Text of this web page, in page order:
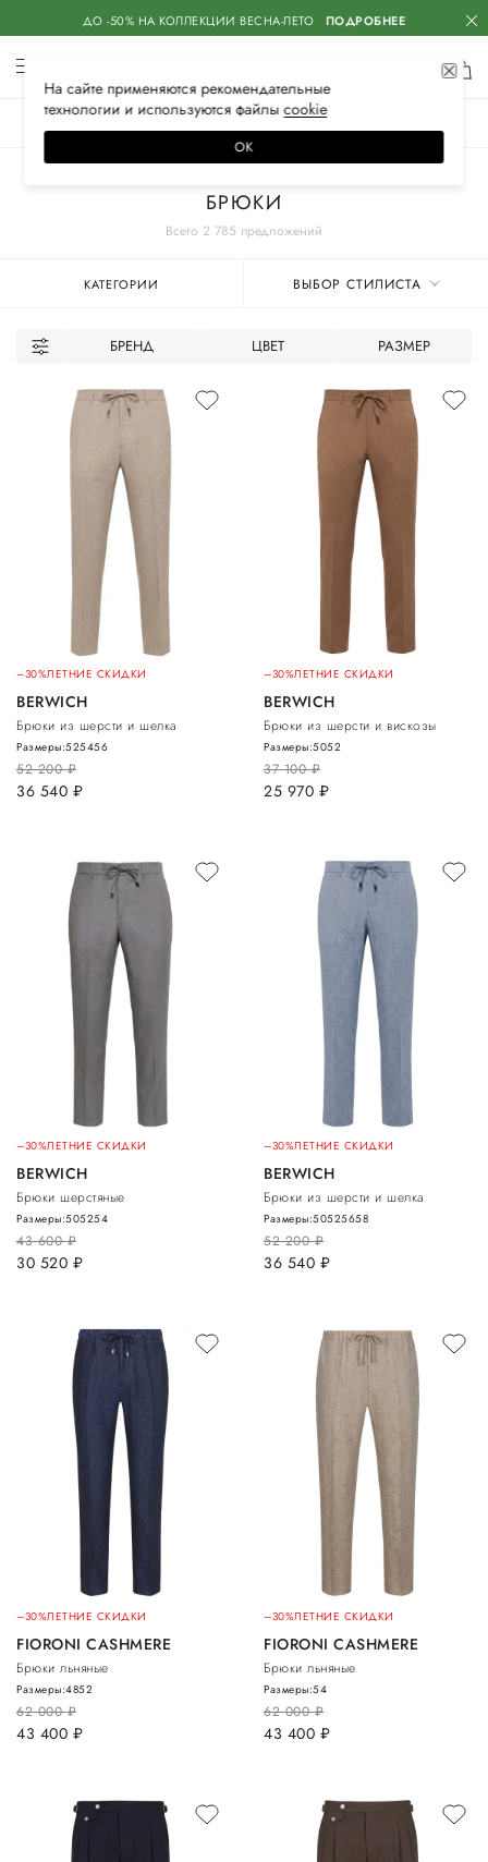
ДО -50% НА КОЛЛЕКЦИИ ВЕСНА-ЛЕТО ПОДРОБНЕЕ
Всего 2 785 предложений
БРЮКИ
КАТЕГОРИИ ВЫБОР СТИЛИСТА
БРЕНД ЦВЕТ РАЗМЕР
–30%ЛЕТНИЕ СКИДКИ
BERWICH
Брюки из шерсти и шелка
52 200руб.
36 540 руб.
Размеры:525456
–30%ЛЕТНИЕ СКИДКИ
BERWICH
Брюки из шерсти и вискозы
37 100руб.
25 970 руб.
Размеры:5052
–30%ЛЕТНИЕ СКИДКИ
BERWICH
Брюки шерстяные
43 600руб.
30 520 руб.
Размеры:505254
–30%ЛЕТНИЕ СКИДКИ
BERWICH
Брюки из шерсти и шелка
52 200руб.
36 540 руб.
Размеры:50525658
–30%ЛЕТНИЕ СКИДКИ
FIORONI CASHMERE
Брюки льняные
62 000руб.
43 400 руб.
Размеры:4852
–30%ЛЕТНИЕ СКИДКИ
FIORONI CASHMERE
Брюки льняные
62 000руб.
43 400 руб.
Размеры:54
На сайте применяются рекомендательные
технологии и используются файлысооkiе
ОК